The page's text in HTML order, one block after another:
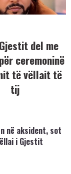
del me
ceremoninë
të vëllait të
tij
në aksident, sot
i Gjestit